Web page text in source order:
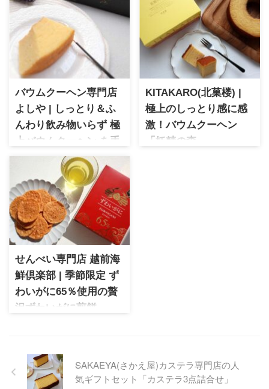
バウムクーヘン専門店
よしや | しっとり＆ふ
んわり飲み物いらず 極
上バウムクーヘン を手
土産に
バウムクーヘン専門店よしや
岐阜県の厳選素材を使用しし
っとり＆ふわふわのバウムク
ーヘンが自慢。飲み物要らず
の極上の味わいで贈り物にも
人気です
KITAKARO(北菓楼) |
極上のしっとり感に感
激！バウムクーヘン
「妖精の森」
せんべい専門店 越前海
鮮倶楽部 | 季節限定 ず
わいがに65％使用の贅
沢ずわいがに煎餅
前海鮮倶楽部。高級食材であ
るずわいがにを65％も使用し
SAKAEYA(さかえ屋)カステラ専門店の人
気ギフトセット「カステラ3点詰合せ」